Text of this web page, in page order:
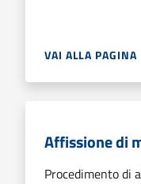
VAI ALLA PAGINA
Affissione di
Procedimento di